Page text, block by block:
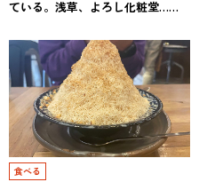
ている。浅草、よろし化粧堂……
食べる